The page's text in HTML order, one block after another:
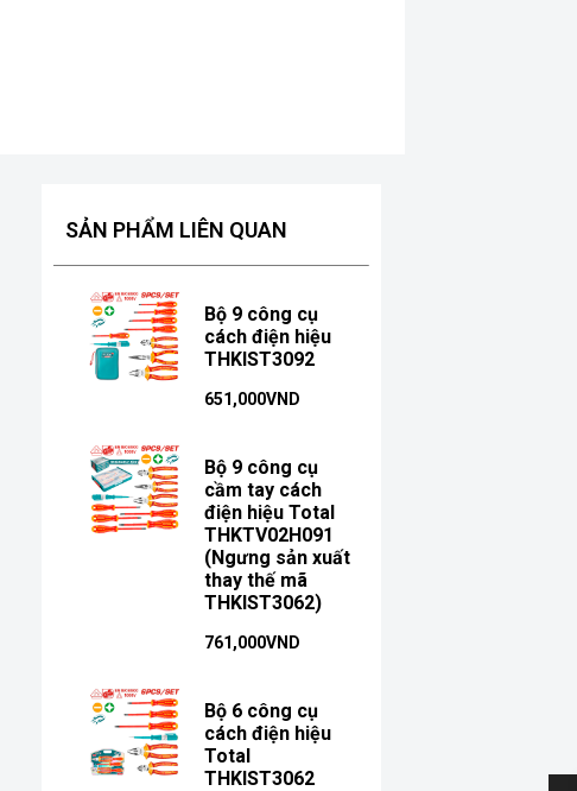
SẢN PHẨM LIÊN QUAN
Bộ 9 công cụ
cách điện hiệu
THKIST3092
651,000VND
Bộ 9 công cụ
cầm tay cách
điện hiệu Total
THKTV02H091
(Ngưng sản xuất
thay thế mã
THKIST3062)
761,000VND
Bộ 6 công cụ
cách điện hiệu
Total
THKIST3062